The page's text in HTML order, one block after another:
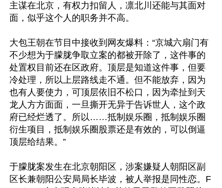
主谋在北京，有权力扣留人，凛北川还能与其面对
面，似乎这个人的职务并不高。
大包王朝在节目中接收到网友爆料：“京城六扇门有
不少想为于朦胧争取立案的都被开除了，这件事的
处置权目前还在区政府。顶层是知道这件事，但要
冷处理，所以上层路线走不通。但不能放弃，因为
也有人要使力，可顶层依旧不松口，因为牵扯到天
龙人方方面面，一旦撕开无异于告诉世人，这个政
府已经烂透了。所以……抵制娱乐圈，抵制娱乐圈
衍生项目，抵制娱乐圈股票还是有效的，可以倒逼
顶层给结果。”
于朦胧案发生在北京朝阳区，涉案嫌疑人朝阳区副
区长兼朝阳公安局局长毕波，被人举报是同性恋。F